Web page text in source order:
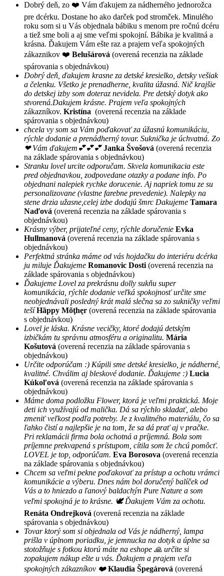
Dobrý deň, zo ❤️ Vám ďakujem za nádherného jednorožca
pre dcérku. Dostane ho ako darček pod stromček. Minulého
roku som si u Vás objednala bábiku s menom pre ročnú dcéru
a tiež sme boli a aj sme veľmi spokojní. Bábika je kvalitná a
krásna. Ďakujem Vám ešte raz a prajem veľa spokojných
zákaznikov ❤️ Belušárová (overená recenzia na základe
spárovania s objednávkou)
Dobrý deň, ďakujem krasne za detské kresielko, detsky vešiak
a čelenku. Všetko je prenadherne, kvalita úžasná. Nič krajšie
do detskej izby som doteraz nevidela. Pre detský dotyk ako
stvorená.Dakujem krásne. Prajem veľa spokojných
zákazníkov. Kristína (overená recenzia na základe
spárovania s objednávkou)
chcela vy som sa Vám poďakovať za úžasnú komunikáciu,
rýchle dodanie a prenádherný tovar. Suknička je úchvatná. Zo
❤ Vám ďakujem💕💕💕 Janka Švošová (overená recenzia
na základe spárovania s objednávkou)
Stranku lovel urcite odporučam. Skvela komunikacia este
pred objednavkou, zodpovedane otazky a podane info. Po
objednani nalepiek rychke dorucenie. Aj napriek tomu ze su
personalizovane (vlastne farebne prevedenie). Nalepky na
stene drzia užasne,celej izbe dodajú šmrc Dakujeme Tamara
Naďová (overená recenzia na základe spárovania s
objednávkou)
Krásny výber, prijateľné ceny, rýchle doručenie Evka
Hullmanová (overená recenzia na základe spárovania s
objednávkou)
Perfektná stránka máme od vás hojdačku do interiéru dcérka
ju miluje Ďakujeme Romanovic Dosti (overená recenzia na
základe spárovania s objednávkou)
Ďakujeme Lovel za prekrásnu dolly sukňu super
komunikácia, rýchle dodanie veľká spokojnosť určite sme
neobjednávali posledný krát malá slečna sa zo sukničky veľmi
tešíHãppy Mõţhęr (overená recenzia na základe spárovania
s objednávkou)
Lovel je láska. Krásne vecičky, ktoré dodajú detským
izbičkám tu správnu atmosféru a originalitu. Mária
Košutová (overená recenzia na základe spárovania s
objednávkou)
Určite odporúčam :) Kúpili sme detské kresielko, je nádherné,
kvalitné. Chválim aj bleskové dodanie. Ďakujeme :) Lucia
Kúkoľová (overená recenzia na základe spárovania s
objednávkou)
Máme doma podložku Flower, ktorá je veľmi praktická. Moje
deti ich využívajú od malička. Dá sa rýchlo skladať, alebo
zmeniť veľkost podľa potreby. Je z kvalitného materiálu, čo sa
ľahko čistí a najlepšie je na tom, že sa dá prať aj v pračke.
Pri reklamácii firma bola ochotná a príjemná. Bola som
príjemne prekvapená s prístupom, cítila som že chcú pomôcť.
LOVEL je top, odporúčam. Eva Borosova (overená recenzia
na základe spárovania s objednávkou)
Chcem sa veľmi pekne poďakovať za prístup a ochotu vrámci
komunikácie a výberu. Dnes nám bol doručený balíček od
Vás a to hniezdo a ľanový baldachýn Pure Nature a som
veľmi spokojná je to krásne. 🕊 Ďakujem Vám za ochotu.
Renáta Ondrejková (overená recenzia na základe
spárovania s objednávkou)
Tovar ktorý som si objednala od Vás je nádherný, lampa
prišla v úplnom poriadku, je jemnucka na dotyk a úplne sa
stotožňuje s fotkou ktorú máte na eshope 🙏 určite si
zopakujem nákup ešte u vás. Ďakujem a prajem veľa
spokojných zákazníkov ❤️ Klaudia Špegárová (overená